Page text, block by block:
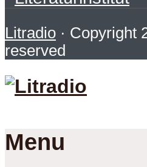
Litradio · Copyright
reserved
Menu